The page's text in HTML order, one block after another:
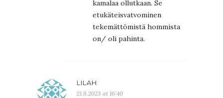
kamalaa ollutkaan. Se
etukäteisvatvominen
tekemättömistä hommista
on/ oli pahinta.
LILAH
21.8.2023 at 16:40